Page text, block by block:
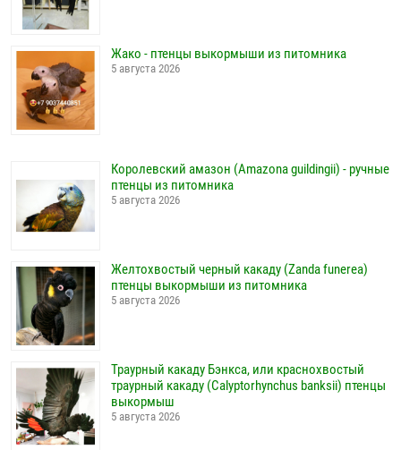
Жако - птенцы выкормыши из питомника
5 августа 2026
Королевский амазон (Amazona guildingii) - ручные
птенцы из питомника
5 августа 2026
Желтохвостый черный какаду (Zanda funerea)
птенцы выкормыши из питомника
5 августа 2026
Траурный какаду Бэнкса, или краснохвостый
траурный какаду (Calyptorhynchus banksii) птенцы
выкормыш
5 августа 2026